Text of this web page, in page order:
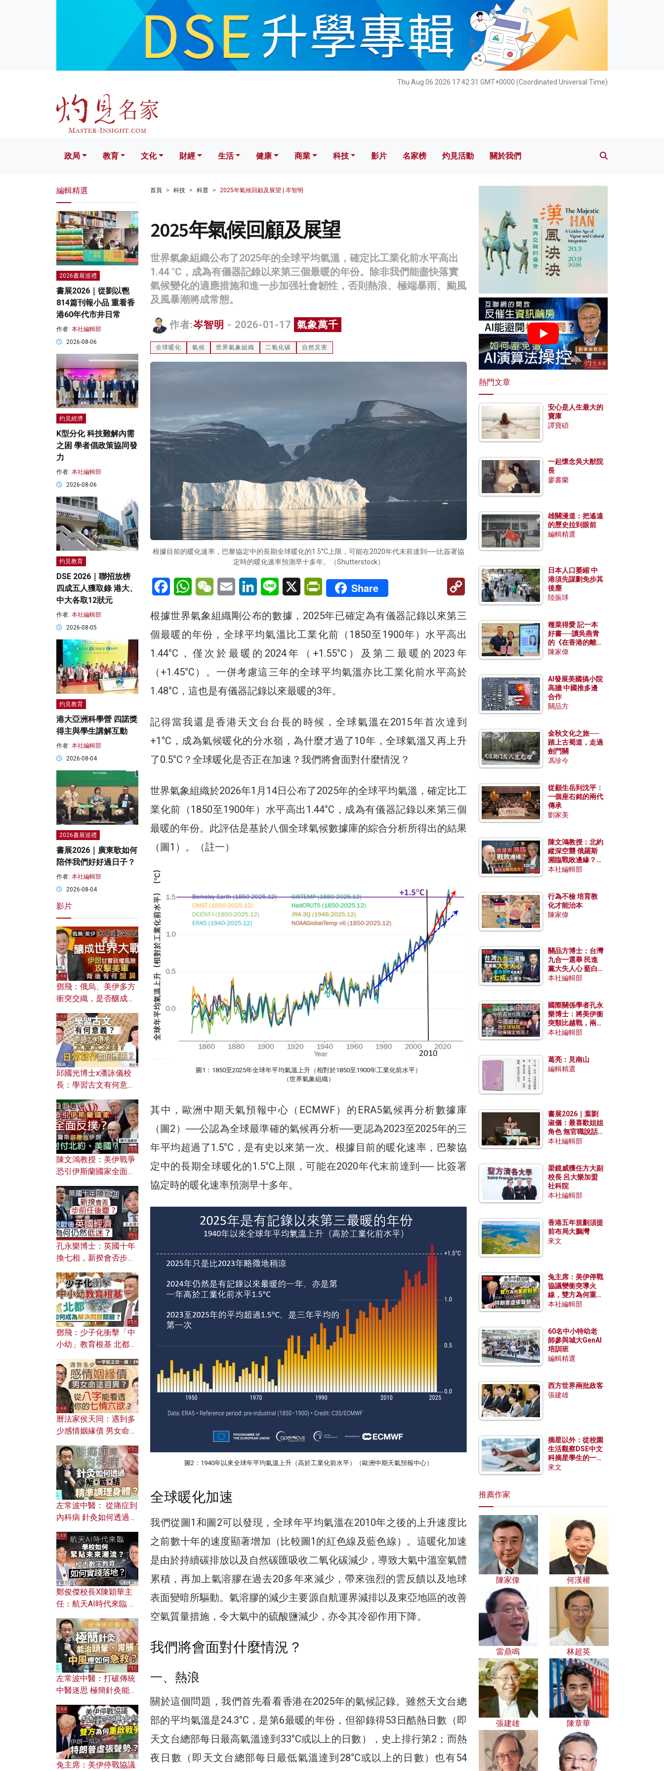
Thu Aug 06 2026 17:42:33 GMT+0000 (Coordinated Universal Time)
文化 財經 生活 健康 科技 影片 名家榜 灼見活動 關於我們
政局 教育 文化 財經 生活 健康 商業 科技 影片 名家榜 灼見活動 關於我們
首頁 科技 科普 2025年氣候回顧及展望 | 岑智明
2025年氣候回顧及展望
世界氣象組織公布了2025年的全球平均氣溫，確定比工業化前水平高出
1.44 °C，成為有儀器記錄以來第三個最暖的年份。除非我們能盡快落實
氣候變化的適應措施和進一步加强社會韌性，否則熱浪、極端暴雨、颱風
及風暴潮將成常態。
作者:岑智明 - 2026-01-17 氣象萬千
全球暖化 氣候 世界氣象組織 二氧化碳 自然災害
根據目前的暖化速率，巴黎協定中的長期全球暖化的1.5°C上限，可能在2020年代末前達到──比簽署協
定時的暖化速率預測早十多年。（Shutterstock）
FacebookWhatsAppWeChatEmail LinkedInLine X PrintFriendly
Share
Copy
根據世界氣象組織剛公布的數據，2025年已確定為有儀器記錄以來第三
個最暖的年份，全球平均氣溫比工業化前（1850至1900年）水平高出
1.44°C，僅次於最暖的2024年（+1.55°C）及第二最暖的2023年
（+1.45°C）。一併考慮這三年的全球平均氣溫亦比工業化前水平高於
1.48°C，這也是有儀器記錄以來最暖的3年。
記得當我還是香港天文台台長的時候，全球氣溫在2015年首次達到
+1°C，成為氣候暖化的分水嶺，為什麼才過了10年，全球氣溫又再上升
了0.5°C？全球暖化是否正在加速？我們將會面對什麼情況？
世界氣象組織於2026年1月14日公布了2025年的全球平均氣溫，確定比工
業化前（1850至1900年）水平高出1.44°C，成為有儀器記錄以來第三個
最暖的年份。此評估是基於八個全球氣候數據庫的綜合分析所得出的結果
（圖1）。（註一）
圖1：1850至2025年全球年平均氣溫上升（相對於1850至1900年工業化前水平）
（世界氣象組織）
其中，歐洲中期天氣預報中心（ECMWF）的ERA5氣候再分析數據庫
（圖2）──公認為全球最準確的氣候再分析──更認為2023至2025年的三
年平均超過了1.5°C，是有史以來第一次。根據目前的暖化速率，巴黎協
定中的長期全球暖化的1.5°C上限，可能在2020年代末前達到── 比簽署
協定時的暖化速率預測早十多年。
圖2：1940年以來全球年平均氣溫上升（高於工業化前水平）（歐洲中期天氣預報中心）
全球暖化加速
我們從圖1和圖2可以發現，全球年平均氣溫在2010年之後的上升速度比
之前數十年的速度顯著增加（比較圖1的紅色線及藍色線）。這暖化加速
是由於持續碳排放以及自然碳匯吸收二氧化碳減少，導致大氣中溫室氣體
累積，再加上氣溶膠在過去20多年來減少，帶來強烈的雲反饋以及地球
表面變暗所驅動。氣溶膠的減少主要源自航運界減排以及東亞地區的改善
空氣質量措施，令大氣中的硫酸鹽減少，亦令其冷卻作用下降。
我們將會面對什麼情況？
一、熱浪
關於這個問題，我們首先看看香港在2025年的氣候記錄。雖然天文台總
部的平均氣溫是24.3°C，是第6最暖的年份，但卻錄得53日酷熱日數（即
天文台總部每日最高氣溫達到33°C或以上的日數），史上排行第2；而熱
夜日數（即天文台總部每日最低氣溫達到28°C或以上的日數）也有54
編輯精選
2026書展巡禮
書展2026｜從劉以鬯
814篇刊報小品 重看香
港60年代市井日常
作者: 本社編輯部
2026-08-06
灼見經濟
K型分化 科技難解內需
之困 學者倡政策協同發
力
作者: 本社編輯部
2026-08-06
灼見教育
DSE 2026｜聯招放榜
四成五人獲取錄 港大、
中大各取12狀元
作者: 本社編輯部
2026-08-05
灼見教育
港大亞洲科學營 四諾獎
得主與學生講解互動
作者: 本社編輯部
2026-08-04
2026書展巡禮
書展2026｜廣東歌如何
陪伴我們好好過日子？
作者: 本社編輯部
2026-08-04
影片
鄧飛：俄烏、美伊多方
衝突交織，是否釀成世
風險攻擊美軍，背後有
何盤算？
邱國光博士x潘詠儀校
長：學習古文有何意
文之美？ 日常寫作如何
應用？
陳文鴻教授：美伊戰爭
恐引伊斯蘭國家全面反
對付北約美國？
孔永樂博士：英國十年
換七相，新揆會否步前
濟為何仍然低迷？
鄧飛：少子化衝擊「中
小幼」教育根基 北都如
曆法家侯天同：遇到多
少感情姻緣債 男女命途
的七情六欲？
左常波中醫： 從痛症到
內科病 針灸如何透過解
鄭俊傑校長X陳穎華主
任：航天AI時代來臨 學
校內數字教育如何實踐
落地？
左常波中醫：打破傳統
中醫迷思 極簡針灸能治
何急救？
兔主席：美伊停戰協議
熱門文章
安心是人生最大的
寶庫
譚寶碩
一起懷念吳大猷院
長
廖書蘭
雄關漫道：把遙遠
的歷史拉到眼前
編輯精選
日本人口萎縮 中
港須先謀劃免步其
後塵
陸振球
種菜得愛 記一本
好書──讀吳燕青
的《在香港的離島
種菜》
陳家偉
AI發展美國搞小院
高牆 中國推多邊
合作
關品方
金秋文化之旅──
踏上古蜀道，走過
劍門關
馮珍今
從顧生岳到沈平：
一個座右銘的兩代
傳承
劉家美
陳文鴻教授：北約
縱深空襲 俄羅斯
瀕臨戰敗邊緣？中
國零部件能左右戰
本社編輯部
行為不檢 培育教
化才能治本
陳家偉
關品方博士：台灣
九合一選舉 民進
黨大失人心 藍白
合作有望拿下七成
本社編輯部
國際關係學者孔永
樂博士：將美伊衝
突類比越戰，兩者
有何異同？中國崛
本社編輯部
葛亮：見南山
編輯精選
書展2026｜葉劉
淑儀：最喜歡姐姐
角色 無官職說話
包袱少
本社編輯部
梁鏡威獲任方大副
校長 呂大樂加盟
社科院
本社編輯部
香港五年規劃須提
前布局大鵬灣
來文
兔主席：美伊停戰
協議變衝突導火
線，雙方為何重啟
戰爭？伊朗一早洞
本社編輯部
60名中小特幼老
師參與城大GenAI
培訓班
編輯精選
西方世界兩批政客
張建雄
摘星以外：從校園
生活觀察DSE中文
科摘星學生的一點
特質
來文
推薦作家
陳家偉 何漢權
雷鼎鳴 林超英
張建雄 陳章華